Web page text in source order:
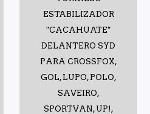
ESTABILIZADOR
"CACAHUATE"
DELANTERO SYD
PARA CROSSFOX,
GOL, LUPO, POLO,
SAVEIRO,
SPORTVAN, UP!,